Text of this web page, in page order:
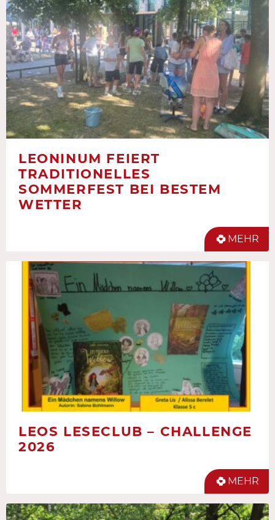
LEONINUM FEIERT
TRADITIONELLES
SOMMERFEST BEI BESTEM
WETTER
MEHR
LEOS LESECLUB – CHALLENGE
2026
MEHR